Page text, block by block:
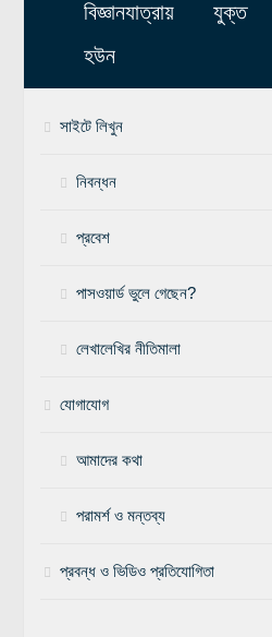
রাষ্ট্রবিজ্ঞান
বিজ্ঞানীদের কথা
বাংলাদেশী বিজ্ঞানী
বিশেষ পাতা
টাইমলাইন
বিজ্ঞানযাত্রায় যুক্ত
হউন
সাইটে লিখুন
নিবন্ধন
প্রবেশ
পাসওয়ার্ড ভুলে গেছেন?
লেখালেখির নীতিমালা
যোগাযোগ
আমাদের কথা
পরামর্শ ও মন্তব্য
প্রবন্ধ ও ভিডিও প্রতিযোগিতা